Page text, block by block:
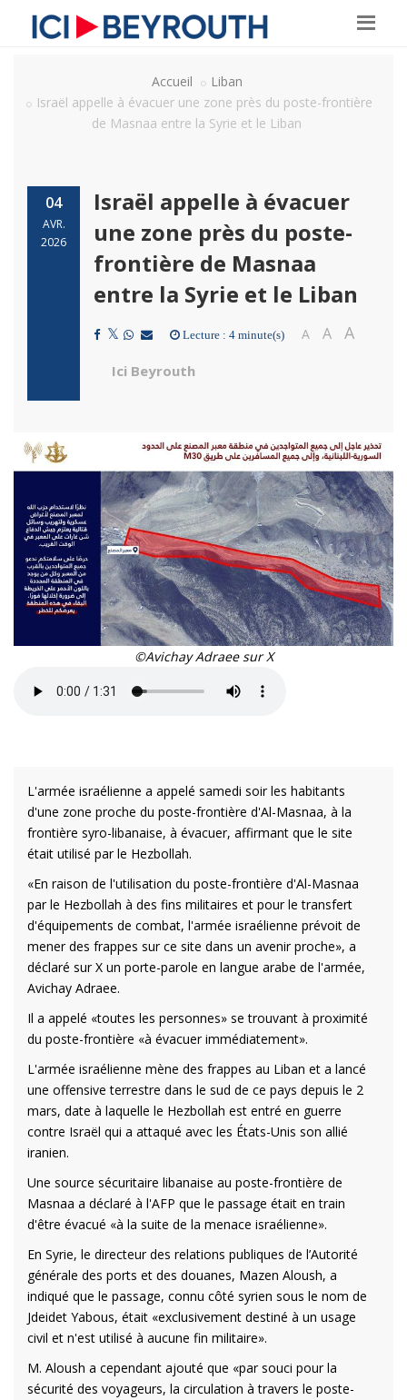
Accueil
Liban
Israël appelle à évacuer une zone près du poste-frontière
de Masnaa entre la Syrie et le Liban
04
AVR.
2026
Israël appelle à évacuer
une zone près du poste-
frontière de Masnaa
entre la Syrie et le Liban
Lecture : 4 minute(s) A A A
Ici Beyrouth
©Avichay Adraee sur X
L'armée israélienne a appelé samedi soir les habitants
d'une zone proche du poste-frontière d'Al-Masnaa, à la
frontière syro-libanaise, à évacuer, affirmant que le site
était utilisé par le Hezbollah.
«En raison de l'utilisation du poste-frontière d'Al-Masnaa
par le Hezbollah à des fins militaires et pour le transfert
d'équipements de combat, l'armée israélienne prévoit de
mener des frappes sur ce site dans un avenir proche», a
déclaré sur X un porte-parole en langue arabe de l'armée,
Avichay Adraee.
Il a appelé «toutes les personnes» se trouvant à proximité
du poste-frontière «à évacuer immédiatement».
L'armée israélienne mène des frappes au Liban et a lancé
une offensive terrestre dans le sud de ce pays depuis le 2
mars, date à laquelle le Hezbollah est entré en guerre
contre Israël qui a attaqué avec les États-Unis son allié
iranien.
Une source sécuritaire libanaise au poste-frontière de
Masnaa a déclaré à l'AFP que le passage était en train
d'être évacué «à la suite de la menace israélienne».
En Syrie, le directeur des relations publiques de l’Autorité
générale des ports et des douanes, Mazen Aloush, a
indiqué que le passage, connu côté syrien sous le nom de
Jdeidet Yabous, était «exclusivement destiné à un usage
civil et n'est utilisé à aucune fin militaire».
M. Aloush a cependant ajouté que «par souci pour la
sécurité des voyageurs, la circulation à travers le poste-